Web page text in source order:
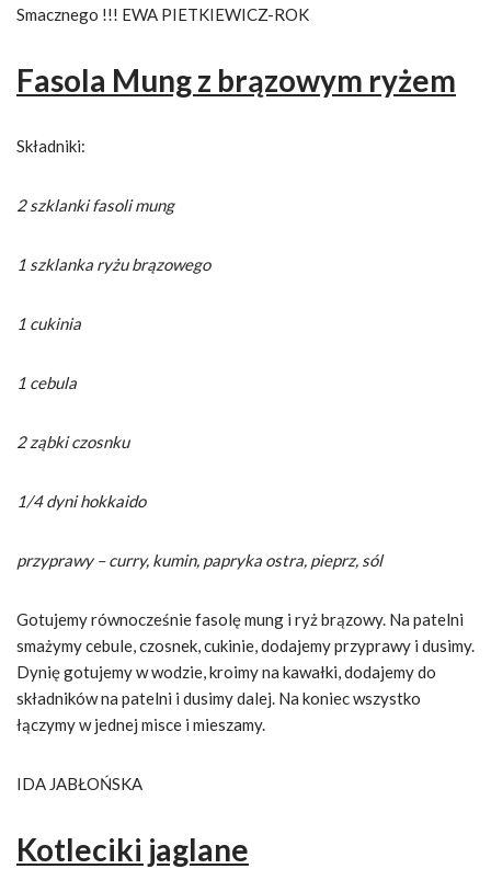
Smacznego !!! EWA PIETKIEWICZ-ROK
Fasola Mung z brązowym ryżem
Składniki:
2 szklanki fasoli mung
1 szklanka ryżu brązowego
1 cukinia
1 cebula
2 ząbki czosnku
1/4 dyni hokkaido
przyprawy – curry, kumin, papryka ostra, pieprz, sól
Gotujemy równocześnie fasolę mung i ryż brązowy. Na patelni
smażymy cebule, czosnek, cukinie, dodajemy przyprawy i dusimy.
Dynię gotujemy w wodzie, kroimy na kawałki, dodajemy do
składników na patelni i dusimy dalej. Na koniec wszystko
łączymy w jednej misce i mieszamy.
IDA JABŁOŃSKA
Kotleciki jaglane